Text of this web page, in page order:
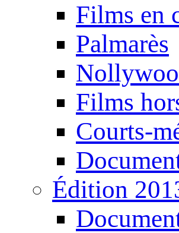
Films en
Palmarès
Films
Courts-
Édition